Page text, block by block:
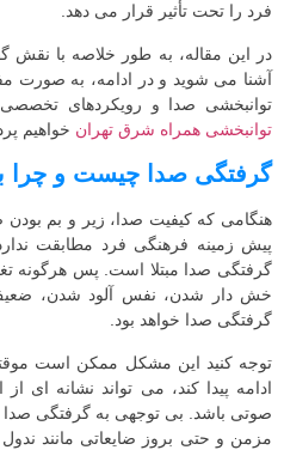
فرد را تحت تأثیر قرار می دهد.
در این مقاله، به‌ طور خلاصه با نقش
آشنا می‌ شوید و در ادامه، به‌ صورت
توانبخشی صدا و رویکردهای تخصصی
توانبخشی همراه شرق تهران خواهیم
گرفتگی صدا چیست و چرا
هنگامی که کیفیت صدا، زیر و بم
پیش زمینه فرهنگی فرد مطابقت
گرفتگی صدا مبتلا است. پس هرگونه
خش‌ دار شدن، نفس‌ آلود شدن، ضعیف
گرفتگی صدا خواهد بود.
توجه کنید این مشکل ممکن است
ادامه پیدا کند، می‌ تواند نشانه‌ ای
صوتی باشد. بی‌ توجهی به گرفتگی
مزمن و حتی بروز ضایعاتی مانند